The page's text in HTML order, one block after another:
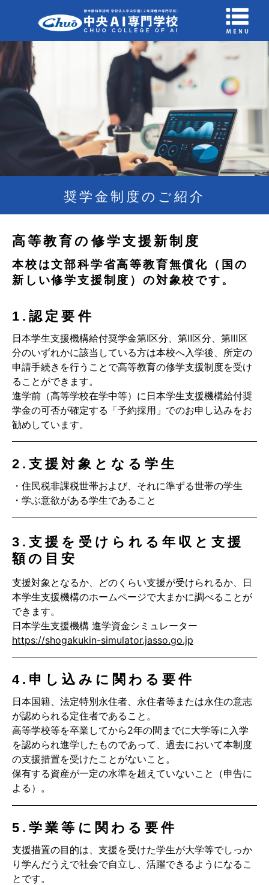
奨学金制度のご紹介
高等教育の修学支援新制度
本校は文部科学省高等教育無償化（国の
新しい修学支援制度）の対象校です。
1.認定要件
日本学生支援機構給付奨学金第Ⅰ区分、第Ⅱ区分、第Ⅲ区
分のいずれかに該当している方は本校へ入学後、所定の
申請手続きを行うことで高等教育の修学支援制度を受け
ることができます。
進学前（高等学校在学中等）に日本学生支援機構給付奨
学金の可否が確定する「予約採用」でのお申し込みをお
勧めしています。
2.支援対象となる学生
・住民税非課税世帯および、それに準ずる世帯の学生
・学ぶ意欲がある学生であること
3.支援を受けられる年収と支援
額の目安
支援対象となるか、どのくらい支援が受けられるか、日
本学生支援機構のホームページで大まかに調べることが
できます。
日本学生支援機構 進学資金シミュレーター
https://shogakukin-simulator.jasso.go.jp
4.申し込みに関わる要件
日本国籍、法定特別永住者、永住者等または永住の意志
が認められる定住者であること。
高等学校等を卒業してから2年の間までに大学等に入学
を認められ進学したものであって、過去において本制度
の支援措置を受けたことがないこと。
保有する資産が一定の水準を超えていないこと（申告に
よる）。
5.学業等に関わる要件
支援措置の目的は、支援を受けた学生が大学等でしっか
り学んだうえで社会で自立し、活躍できるようになるこ
とです。